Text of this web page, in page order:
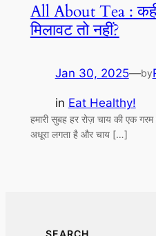
All About Tea :
मिलावट तो नहीं?
Jan 30, 2025—by
in Eat Healthy!
हमारी सुबह हर रोज़ चाय की एक गरम
अधूरा लगता है और चाय […]
SEARCH